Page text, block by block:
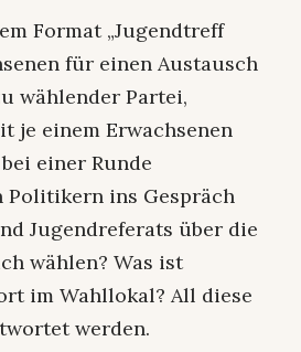
Format „Jugendtreff
für einen Austausch
wählender Partei,
je einem Erwachsenen
einer Runde
ins Gespräch
Jugendreferats über die
wählen? Was ist
im Wahllokal? All diese
werden.